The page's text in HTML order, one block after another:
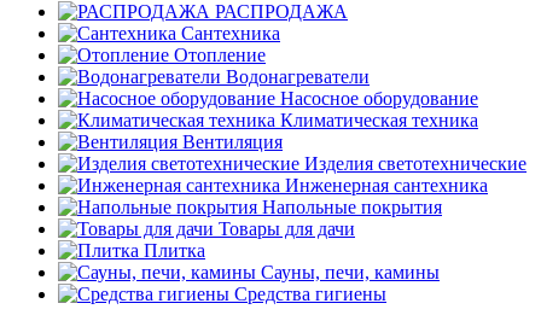
РАСПРОДАЖА
Сантехника
Отопление
Водонагреватели
Насосное оборудование
Климатическая техника
Вентиляция
Изделия светотехнические
Инженерная сантехника
Напольные покрытия
Товары для дачи
Плитка
Сауны, печи, камины
Средства гигиены